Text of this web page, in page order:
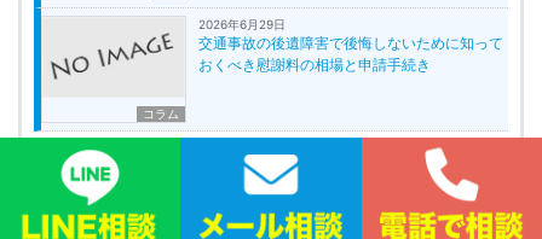
コラム
2026年6月29日
交通事故の後遺障害で後悔しないために知って
おくべき慰謝料の相場と申請手続き